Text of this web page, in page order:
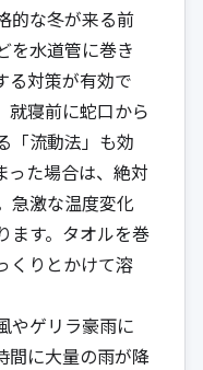
的な冬が来る前
を水道管に巻き
る対策が有効で
就寝前に蛇口から
「流動法」も効
った場合は、絶対
急激な温度変化
ます。タオルを巻
くりとかけて溶
やゲリラ豪雨に
間に大量の雨が降